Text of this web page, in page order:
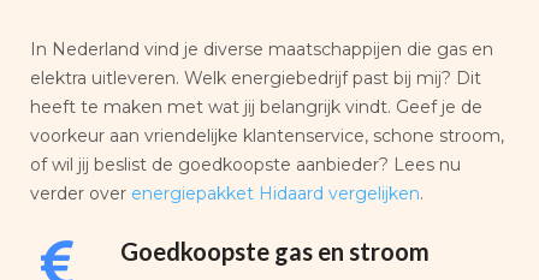
In Nederland vind je diverse maatschappijen die gas en
elektra uitleveren. Welk energiebedrijf past bij mij? Dit
heeft te maken met wat jij belangrijk vindt. Geef je de
voorkeur aan vriendelijke klantenservice, schone stroom,
of wil jij beslist de goedkoopste aanbieder? Lees nu
verder over energiepakket Hidaard vergelijken.
Goedkoopste gas en stroom